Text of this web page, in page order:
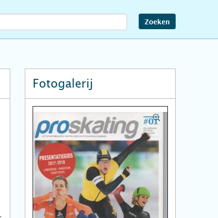
Zoeken
Fotogalerij